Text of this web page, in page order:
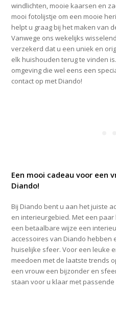
windlichten, mooie kaarsen en
mooi fotolijstje om een mooie
helpt u graag bij het maken van
Vanwege ons wekelijks
verzekerd dat u een uniek en
elk huishouden terug te vinden
omgeving die wel eens een
contact op met Diando!
Een mooi cadeau voor een
Diando!
Bij Diando bent u aan het juiste
en interieurgebied. Met een
een betaalbare wijze een
accessoires van Diando hebben
huiselijke sfeer. Voor een leuke
meedoen met de laatste trends
een vrouw een bijzonder en
staan voor u klaar met